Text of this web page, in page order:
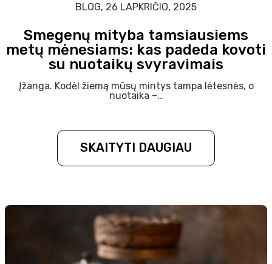
BLOG, 26 LAPKRIČIO, 2025
Smegenų mityba tamsiausiems
metų mėnesiams: kas padeda kovoti
su nuotaikų svyravimais
Įžanga. Kodėl žiemą mūsų mintys tampa lėtesnės, o
nuotaika –…
SKAITYTI DAUGIAU